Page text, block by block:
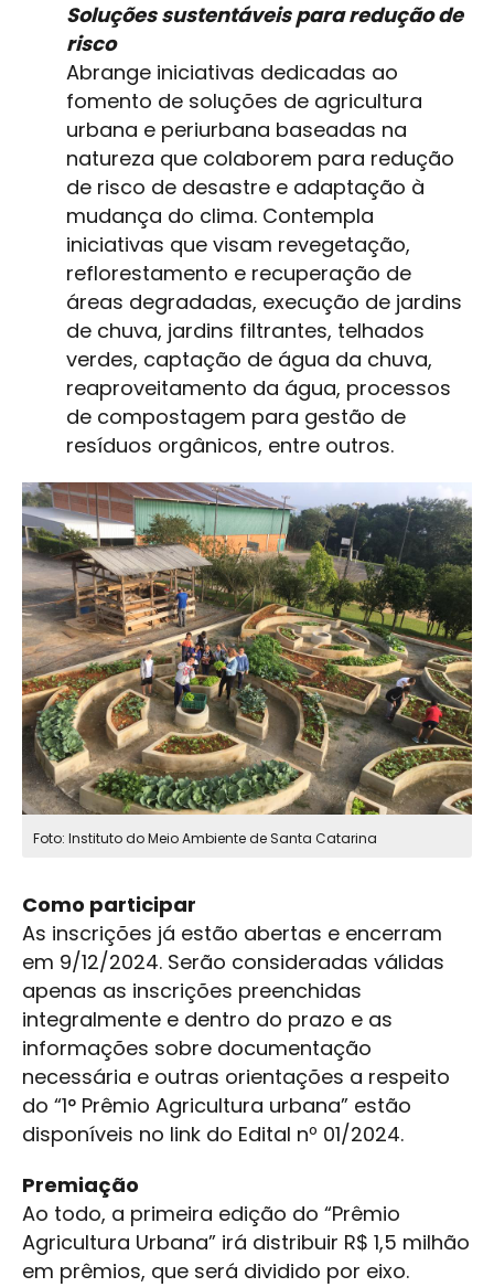
Soluções sustentáveis para redução de
risco
Abrange iniciativas dedicadas ao
fomento de soluções de agricultura
urbana e periurbana baseadas na
natureza que colaborem para redução
de risco de desastre e adaptação à
mudança do clima. Contempla
iniciativas que visam revegetação,
reflorestamento e recuperação de
áreas degradadas, execução de jardins
de chuva, jardins filtrantes, telhados
verdes, captação de água da chuva,
reaproveitamento da água, processos
de compostagem para gestão de
resíduos orgânicos, entre outros.
Foto: Instituto do Meio Ambiente de Santa Catarina
Como participar
As inscrições já estão abertas e encerram
em 9/12/2024. Serão consideradas válidas
apenas as inscrições preenchidas
integralmente e dentro do prazo e as
informações sobre documentação
necessária e outras orientações a respeito
do “1° Prêmio Agricultura urbana” estão
disponíveis no link do Edital nº 01/2024.
Premiação
Ao todo, a primeira edição do “Prêmio
Agricultura Urbana” irá distribuir R$ 1,5 milhão
em prêmios, que será dividido por eixo.